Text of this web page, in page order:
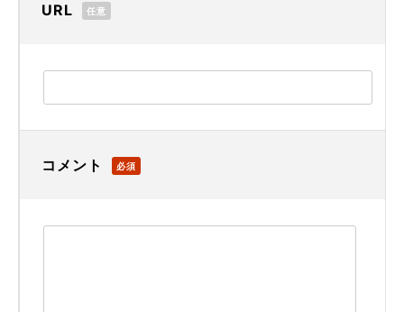
URL 任意
コメント 必須